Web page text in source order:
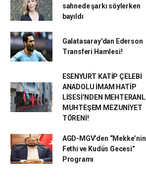
sahnede şarkı söylerken
bayıldı
Galatasaray'dan Ederson
Transferi Hamlesi!
ESENYURT KATİP ÇELEBİ
ANADOLU İMAM HATİP
LİSESİ’NDEN MEHTERANLI
MUHTEŞEM MEZUNİYET
TÖRENİ!
AGD-MGV’den “Mekke’nin
Fethi ve Kudüs Gecesi”
Programı